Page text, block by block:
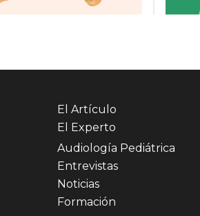
El Artículo
El Experto
Audiología Pediátrica
Entrevistas
Noticias
Formación